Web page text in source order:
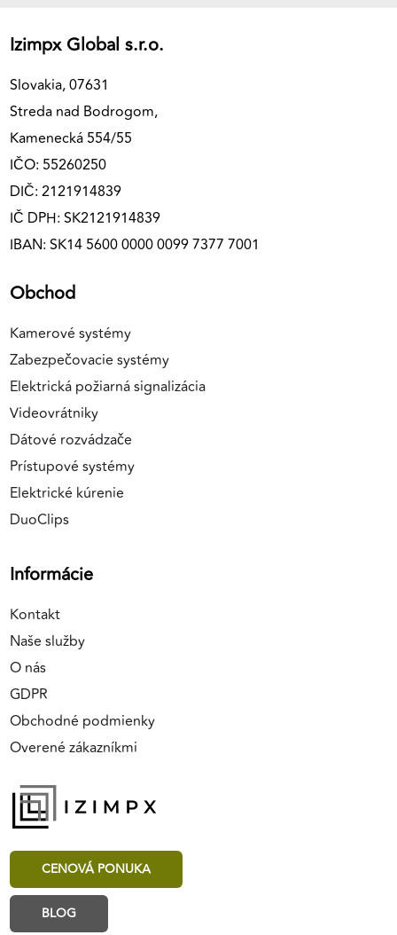
Izimpx Global s.r.o.
Slovakia, 07631
Streda nad Bodrogom,
Kamenecká 554/55
IČO: 55260250
DIČ: 2121914839
IČ DPH: SK2121914839
IBAN: SK14 5600 0000 0099 7377 7001
Obchod
Kamerové systémy
Zabezpečovacie systémy
Elektrická požiarná signalizácia
Videovrátniky
Dátové rozvádzače
Prístupové systémy
Elektrické kúrenie
DuoClips
Informácie
Kontakt
Naše služby
O nás
GDPR
Obchodné podmienky
Overené zákazníkmi
CENOVÁ PONUKA
BLOG